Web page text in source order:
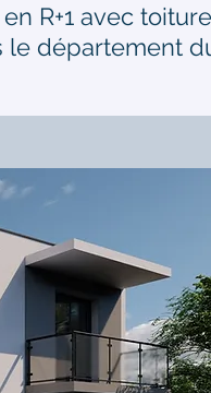
R+1 avec
département